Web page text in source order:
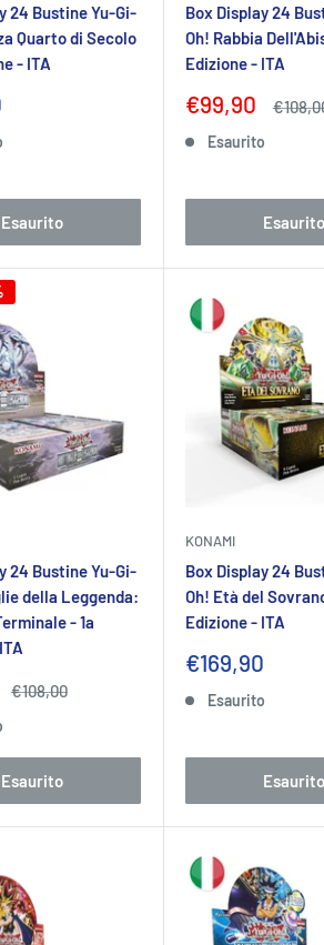
24 Bustine Yu-Gi-
Quarto di Secolo
- ITA
Esaurito
Box Display 24
Oh! Rabbia
Edizione - ITA
Prezzo
€99,90 Prezzo
Esaurito
Esaurito
24 Bustine Yu-Gi-
della Leggenda:
- 1a
Prezzo
€108,00
Esaurito
KONAMI
Box Display 24
Oh! Età del
Edizione - ITA
Prezzo
€169,90
Esaurito
Esaurito